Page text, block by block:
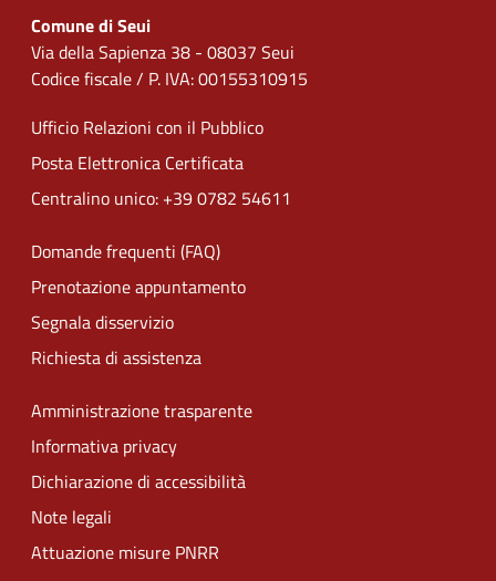
Comune di Seui
Via della Sapienza 38 - 08037 Seui
Codice fiscale / P. IVA: 00155310915
Ufficio Relazioni con il Pubblico
Posta Elettronica Certificata
Centralino unico: +39 0782 54611
Domande frequenti (FAQ)
Prenotazione appuntamento
Segnala disservizio
Richiesta di assistenza
Amministrazione trasparente
Informativa privacy
Dichiarazione di accessibilità
Note legali
Attuazione misure PNRR